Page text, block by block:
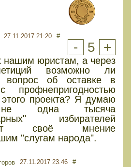
27.11.2017 21:20 #
- 5 +
нашим юристам, а через
возможно ли
вопрос об оставке в
профнепригодностью
проекта? Я думаю
одна тысяча
избирателей
своё мнение
"слугам народа".
27.11.2017 23:46 #